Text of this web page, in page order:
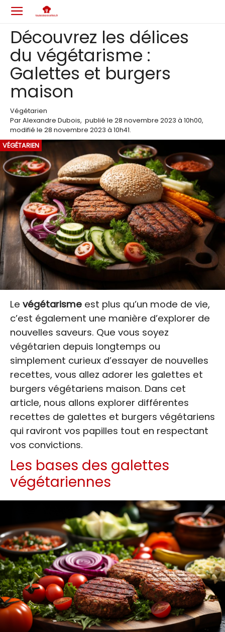
Découvrez les délices
du végétarisme :
Galettes et burgers
maison
Végétarien
ParAlexandre Dubois, publié le 28 novembre 2023 à 10h00,
modifié le 28 novembre 2023 à 10h41.
VÉGÉTARIEN
Le végétarisme est plus qu’un mode de vie,
c’est également une manière d’explorer de
nouvelles saveurs. Que vous soyez
végétarien depuis longtemps ou
simplement curieux d’essayer de nouvelles
recettes, vous allez adorer les galettes et
burgers végétariens maison. Dans cet
article, nous allons explorer différentes
recettes de galettes et burgers végétariens
qui raviront vos papilles tout en respectant
vos convictions.
Les bases des galettes
végétariennes